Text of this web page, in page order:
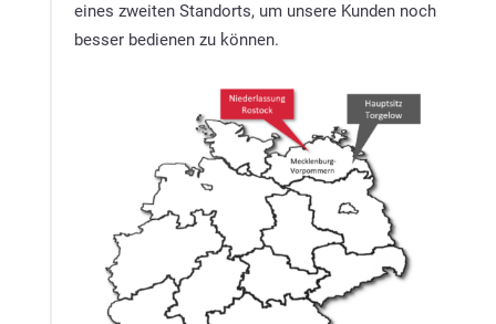
eines zweiten Standorts, um unsere Kunden noch
besser bedienen zu können.